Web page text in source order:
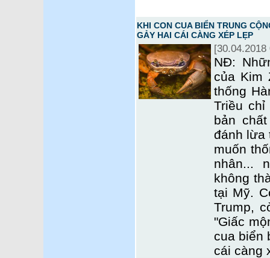
KHI CON CUA BIỂN TRUNG
GẢY HAI CÁI CÀNG XÉP LẸP
[30.04.2018
NĐ:
của Kim
thống
Triều
bản
đánh lừa
muốn
nhân...
không
tại Mỹ.
Trump,
"Giấc
cua biển
cái càng